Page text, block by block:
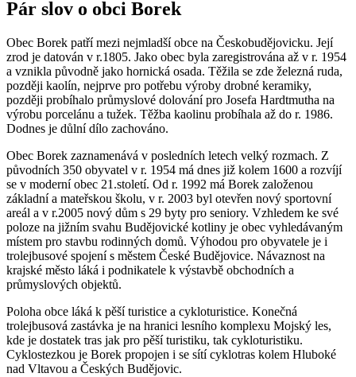
Pár slov o obci Borek
Obec Borek patří mezi nejmladší obce na Českobudějovicku. Její
zrod je datován v r.1805. Jako obec byla zaregistrována až v r. 1954
a vznikla původně jako hornická osada. Těžila se zde železná ruda,
později kaolín, nejprve pro potřebu výroby drobné keramiky,
později probíhalo průmyslové dolování pro Josefa Hardtmutha na
výrobu porcelánu a tužek. Těžba kaolinu probíhala až do r. 1986.
Dodnes je důlní dílo zachováno.
Obec Borek zaznamenává v posledních letech velký rozmach. Z
původních 350 obyvatel v r. 1954 má dnes již kolem 1600 a rozvíjí
se v moderní obec 21.století. Od r. 1992 má Borek založenou
základní a mateřskou školu, v r. 2003 byl otevřen nový sportovní
areál a v r.2005 nový dům s 29 byty pro seniory. Vzhledem ke své
poloze na jižním svahu Budějovické kotliny je obec vyhledávaným
místem pro stavbu rodinných domů. Výhodou pro obyvatele je i
trolejbusové spojení s městem České Budějovice. Návaznost na
krajské město láká i podnikatele k výstavbě obchodních a
průmyslových objektů.
Poloha obce láká k pěší turistice a cykloturistice. Konečná
trolejbusová zastávka je na hranici lesního komplexu Mojský les,
kde je dostatek tras jak pro pěší turistiku, tak cykloturistiku.
Cyklostezkou je Borek propojen i se sítí cyklotras kolem Hluboké
nad Vltavou a Českých Budějovic.